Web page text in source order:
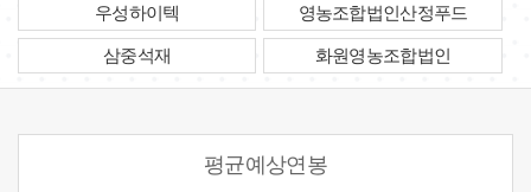
우성하이텍 영농조합법인산정푸드
삼중석재 화원영농조합법인
평균예상연봉